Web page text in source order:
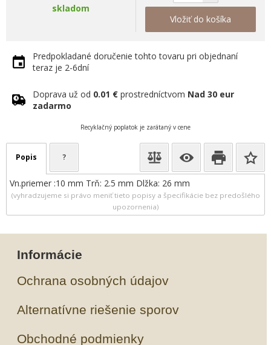
skladom
Vložiť do košíka
Predpokladané doručenie tohto tovaru pri objednaní
teraz je 2-6dní
Doprava už od 0.01 € prostredníctvom Nad 30 eur
zadarmo
Recyklačný poplatok je zarátaný v cene
Popis ?
Vn.priemer :10 mm Trň: 2.5 mm Dlžka: 26 mm
(vyhradzujeme si právo meniť tieto popisy a špecifikácie bez predošlého
upozornenia)
Informácie
Ochrana osobných údajov
Alternatívne riešenie sporov
Obchodné podmienky